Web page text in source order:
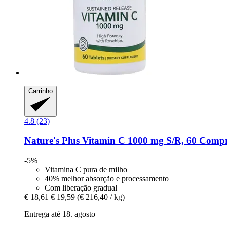
Carrinho
4.8 (23)
Nature's Plus Vitamin C 1000 mg S/R, 60
-5%
Vitamina C pura de milho
40% melhor absorção e processamento
Com liberação gradual
€ 18,61 € 19,59 (€ 216,40 / kg)
Entrega até 18. agosto